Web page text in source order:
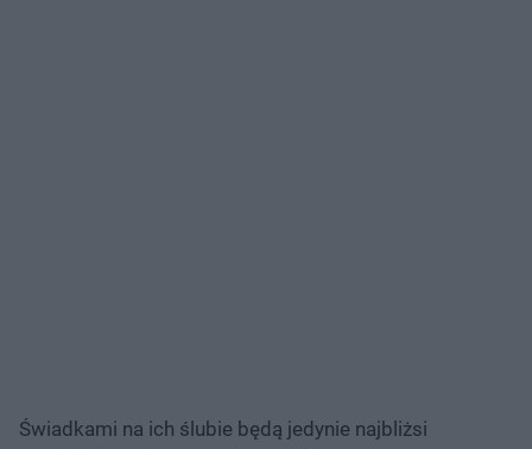
Świadkami na ich ślubie będą jedynie najbliżsi